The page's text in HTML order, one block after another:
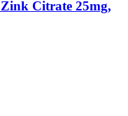
Zink Citrate 25mg,